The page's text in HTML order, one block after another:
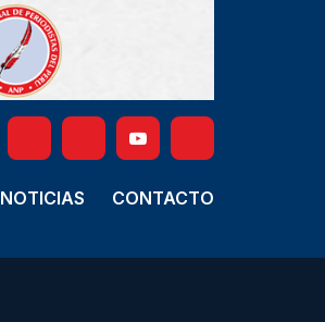
NOTICIAS CONTACTO